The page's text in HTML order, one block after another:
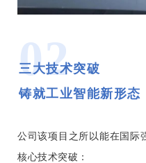
02
三大技术突破
铸就工业智能新形态
公司该项目之所以能在国际
核心技术突破：